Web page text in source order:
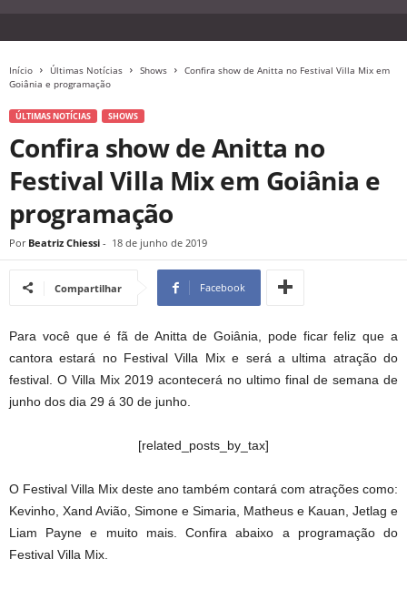
Início Últimas Notícias Shows
Confira show de Anitta no Festival Villa Mix em
Goiânia e programação
ÚLTIMAS NOTÍCIAS SHOWS
Confira show de Anitta no
Festival Villa Mix em Goiânia e
programação
Por Beatriz Chiessi - 18 de junho de 2019
Compartilhar Facebook
Para você que é fã de Anitta de Goiânia, pode ficar feliz que a
cantora estará no Festival Villa Mix e será a ultima atração do
festival. O Villa Mix 2019 acontecerá no ultimo final de semana de
junho dos dia 29 á 30 de junho.
[related_posts_by_tax]
O Festival Villa Mix deste ano também contará com atrações como:
Kevinho, Xand Avião, Simone e Simaria, Matheus e Kauan, Jetlag e
Liam Payne e muito mais. Confira abaixo a programação do
Festival Villa Mix.